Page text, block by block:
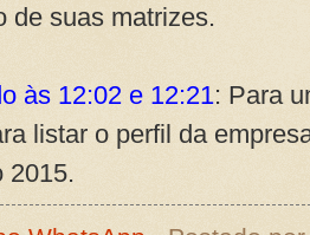
de suas matrizes.
às 12:02 e 12:21: Para
listar o perfil da
2015.